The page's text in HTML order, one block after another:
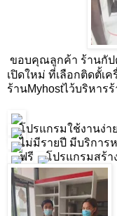
ขอบคุณลูกค้า ร้านกั
เปิดใหม่ ที่เลือกติดตั้เ
ร้านMyhostไว้บริหาร
โปรแกรมใช้งานง่
ไม่มีรายปี มีบริการ
ฟรี
โปรแกรมสร้